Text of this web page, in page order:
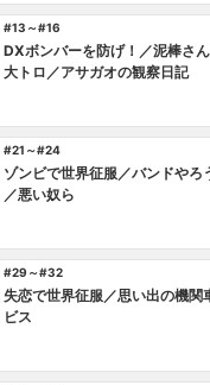
#13～#16
DXボンバーを防げ！／泥棒さ
大トロ／アサガオの観察日記
#21～#24
ゾンビで世界征服／バンドやろ
／悪い奴ら
#29～#32
失恋で世界征服／思い出の機関
ビス